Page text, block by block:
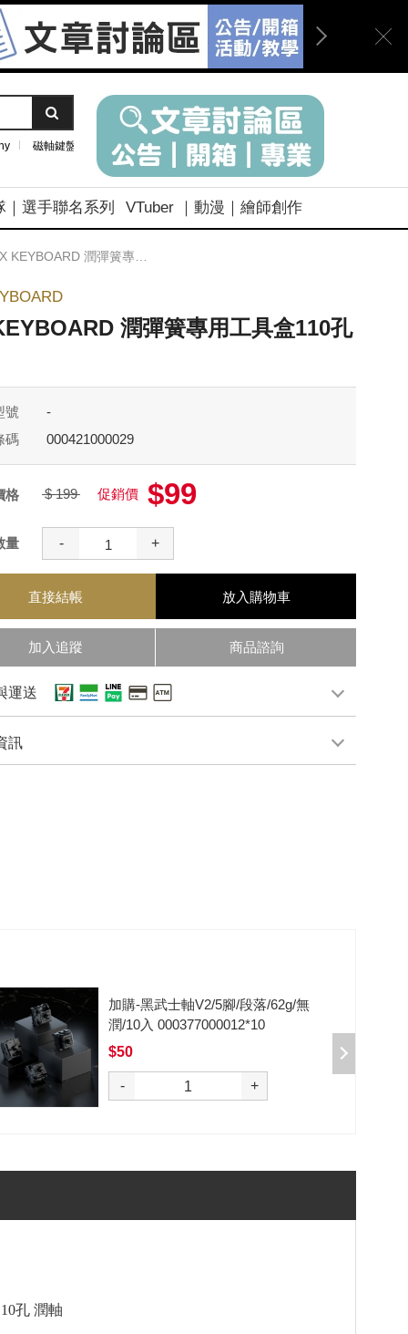
磁軸鍵盤
｜選手聯名系列 VTuber ｜動漫｜繪師創作
潤彈簧專用工具盒110孔 潤軸
潤彈簧專用工具盒110孔
號
-
碼
000421000029
格 $ 199 促銷價 $99
量 - +
直接結帳 放入購物車
加入追蹤 商品諮詢
運送
訊
加購-剪刀石頭布猜拳鍵帽一盒四
入000385000289
$199
- +
孔 潤軸